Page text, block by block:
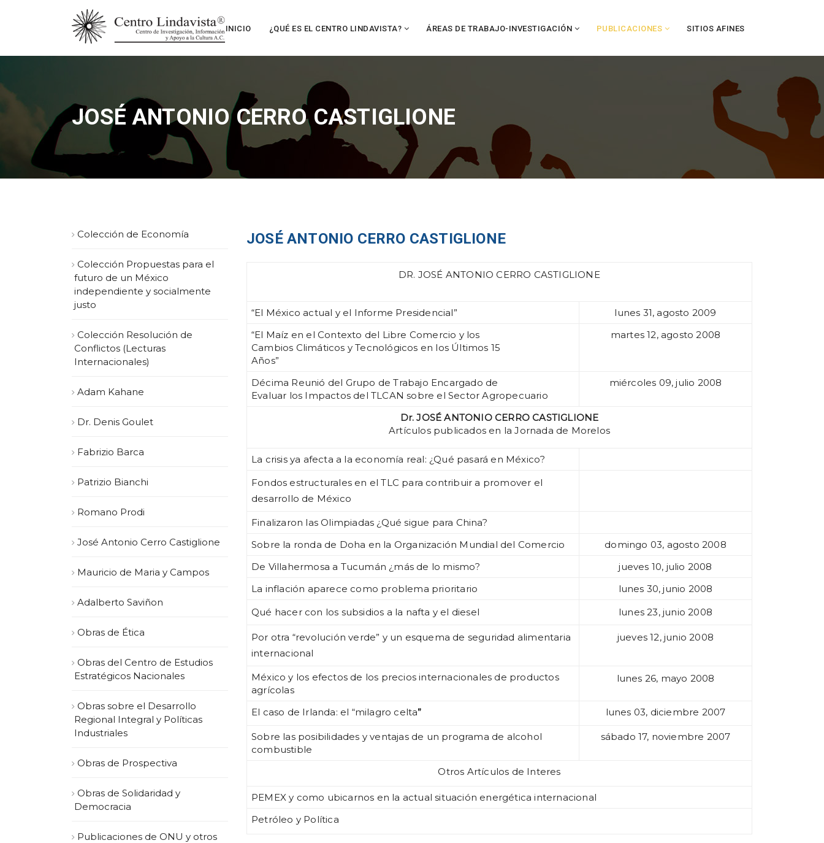
INICIO ¿QUÉ ES EL CENTRO LINDAVISTA? ÁREAS DE TRABAJO-INVESTIGACIÓN PUBLICACIONES SITIOS AFINES
JOSÉ ANTONIO CERRO CASTIGLIONE
Colección de Economía
Colección Propuestas para el
futuro de un México
independiente y socialmente
justo
Colección Resolución de
Conflictos (Lecturas
Internacionales)
Adam Kahane
Dr. Denis Goulet
Fabrizio Barca
Patrizio Bianchi
Romano Prodi
José Antonio Cerro Castiglione
Mauricio de Maria y Campos
Adalberto Saviñon
Obras de Ética
Obras del Centro de Estudios
Estratégicos Nacionales
Obras sobre el Desarrollo
Regional Integral y Políticas
Industriales
Obras de Prospectiva
Obras de Solidaridad y
Democracia
Publicaciones de ONU y otros
JOSÉ ANTONIO CERRO CASTIGLIONE
DR. JOSÉ ANTONIO CERRO CASTIGLIONE
“El México actual y el Informe Presidencial”
lunes 31, agosto 2009
“El Maíz en el Contexto del Libre Comercio y los
Cambios Climáticos y Tecnológicos en los Últimos 15
Años”
martes 12, agosto 2008
Décima Reunió del Grupo de Trabajo Encargado de
Evaluar los Impactos del TLCAN sobre el Sector Agropecuario
miércoles 09, julio 2008
Dr. JOSÉ ANTONIO CERRO CASTIGLIONE
Artículos publicados en la Jornada de Morelos
La crisis ya afecta a la economía real: ¿Qué pasará en México?
Fondos estructurales en el TLC para contribuir a promover el
desarrollo de México
Finalizaron las Olimpiadas ¿Qué sigue para China?
Sobre la ronda de Doha en la Organización Mundial del Comercio
domingo 03, agosto 2008
De Villahermosa a Tucumán ¿más de lo mismo?
jueves 10, julio 2008
La inflación aparece como problema prioritario
lunes 30, junio 2008
Qué hacer con los subsidios a la nafta y el diesel
lunes 23, junio 2008
Por otra “revolución verde” y un esquema de seguridad alimentaria
internacional
jueves 12, junio 2008
México y los efectos de los precios internacionales de productos
agrícolas
lunes 26, mayo 2008
El caso de Irlanda: el “milagro celta” lunes 03, diciembre 2007
Sobre las posibilidades y ventajas de un programa de alcohol
combustible
sábado 17, noviembre 2007
Otros Artículos de Interes
PEMEX y como ubicarnos en la actual situación energética internacional
Petróleo y Política